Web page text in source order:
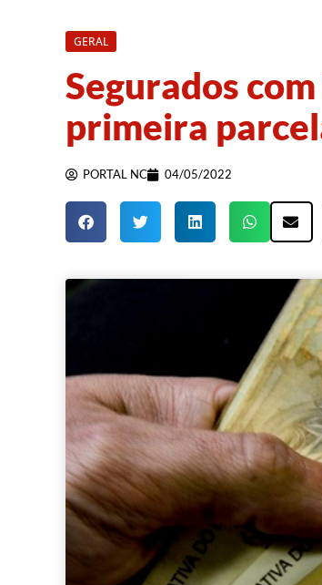
GERAL
Segurados
primeira
PORTAL NC 04/05/2022